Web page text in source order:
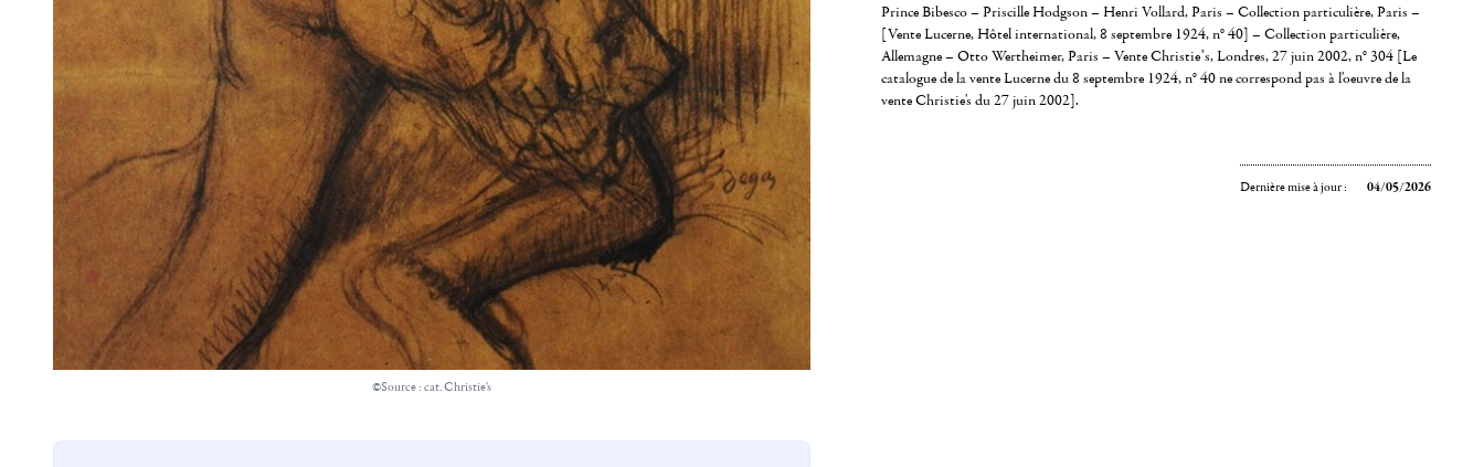
©Source : cat. Christie's
Prince Bibesco – Priscille Hodgson – Henri Vollard, Paris – Collection particulière, Paris –
[Vente Lucerne, Hôtel international, 8 septembre 1924, n° 40] – Collection particulière,
Allemagne – Otto Wertheimer, Paris – Vente Christie’s, Londres, 27 juin 2002, n° 304 [Le
catalogue de la vente Lucerne du 8 septembre 1924, n° 40 ne correspond pas à l'oeuvre de la
vente Christie's du 27 juin 2002].
Dernière mise à jour : 04/05/2026